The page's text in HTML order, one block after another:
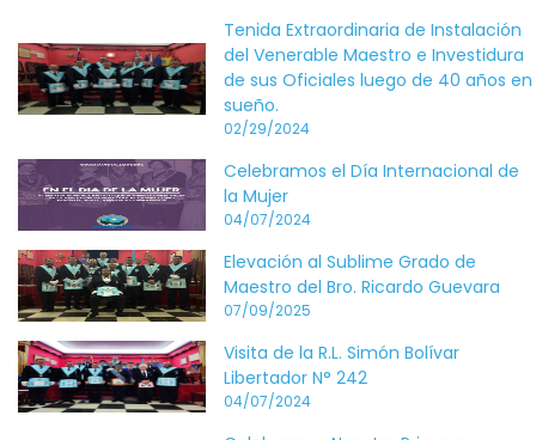
Tenida Extraordinaria de Instalación
del Venerable Maestro e Investidura
de sus Oficiales luego de 40 años en
sueño.
02/29/2024
Celebramos el Día Internacional de
la Mujer
04/07/2024
Elevación al Sublime Grado de
Maestro del Bro. Ricardo Guevara
07/09/2025
Visita de la R.L. Simón Bolívar
Libertador N° 242
04/07/2024